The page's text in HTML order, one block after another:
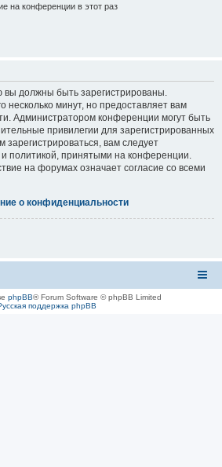
на конференции в этот раз
должны быть зарегистрированы.
несколько минут, но предоставляет вам
Администратором конференции могут быть
привилегии для зарегистрированных
вам следует
политикой, принятыми на конференции.
на форумах означает согласие со всеми
о конфиденциальности
phpBB® Forum Software © phpBB Limited
поддержка phpBB